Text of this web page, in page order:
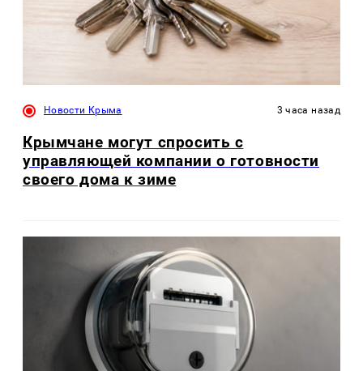
Новости Крыма 3 часа назад
Крымчане могут спросить с
управляющей компании о готовности
своего дома к зиме